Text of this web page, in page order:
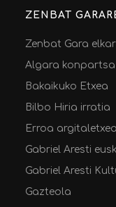
ZENBAT
Zenbat Gara
Algara konpartsa
Bakaikuko Etxea
Bilbo Hiria irratia
Erroa argitaletxea
Gabriel Aresti
Gabriel Aresti
Gazteola